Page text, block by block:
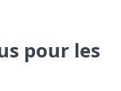
pour les